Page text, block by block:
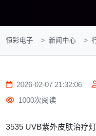
恒彩电子 新闻中心
2026-02-07 21:32:06
1000次阅读
3535 UVB紫外皮肤治疗